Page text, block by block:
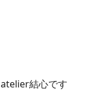
結心です